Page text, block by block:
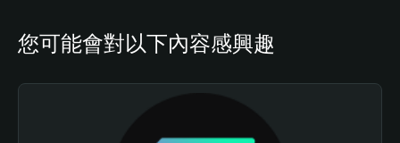
您可能會對以下內容感興趣